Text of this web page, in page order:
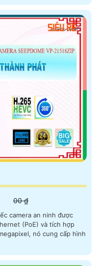
00 ₫
camera an ninh được
(PoE) và tích hợp